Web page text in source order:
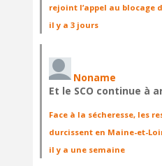
rejoint l’appel au blocage
il y a 3 jours
Noname
Et le SCO continue à
Face à la sécheresse, les
durcissent en Maine-et-
il y a une semaine